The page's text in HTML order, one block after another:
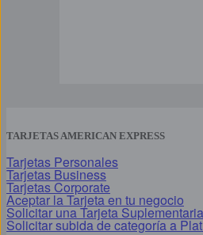
TARJETAS AMERICAN EXPRESS
Tarjetas Personales
Tarjetas Business
Tarjetas Corporate
Aceptar la Tarjeta en tu negocio
Solicitar una Tarjeta Suplementaria
Solicitar subida de categoría a